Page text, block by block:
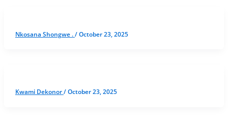
Nkosana Shongwe ./October 23, 2025
Kwami Dekonor/October 23, 2025